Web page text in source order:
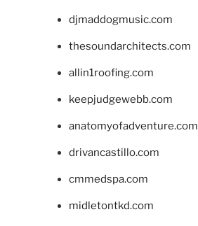
djmaddogmusic.com
thesoundarchitects.com
allin1roofing.com
keepjudgewebb.com
anatomyofadventure.com
drivancastillo.com
cmmedspa.com
midletontkd.com